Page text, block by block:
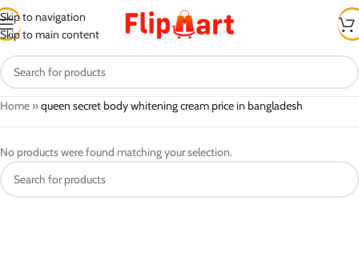
Skip to navigation
Skip to main content
Home »queen secret body whitening cream price in bangladesh
No products were found matching your selection.